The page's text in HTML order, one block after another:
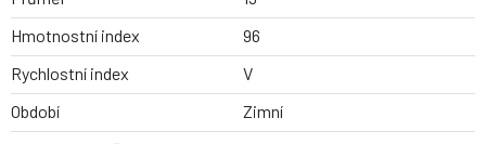
Hmotnostní index
96
Rychlostní index
V
Období
Zimní